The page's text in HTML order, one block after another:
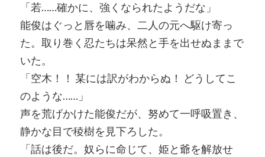
「若……確かに、強くなられたようだな」
能俊はぐっと唇を噛み、二人の元へ駆け寄っ
た。取り巻く忍たちは呆然と手を出せぬままで
いた。
「空木！！ 某には訳がわからぬ！ どうしてこ
のような……」
声を荒げかけた能俊だが、努めて一呼吸置き、
静かな目で稜樹を見下ろした。
「話は後だ。奴らに命じて、姫と爺を解放せ